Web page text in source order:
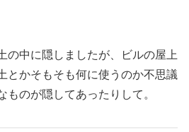
の中に隠しましたが、ビルの屋上
とかそもそも何に使うのか不思議
ものが隠してあったりして。